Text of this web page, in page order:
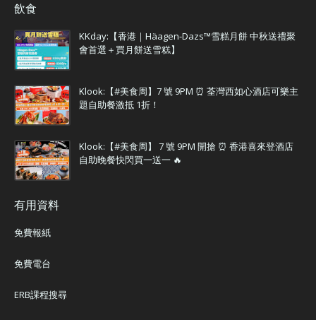
飲食
KKday:【香港｜Häagen-Dazs™雪糕月餅 中秋送禮聚
會首選＋買月餅送雪糕】
Klook:【#美食周】7 號 9PM ⏰ 荃灣西如心酒店可樂主
題自助餐激抵 1折！
Klook:【#美食周】 7 號 9PM 開搶 ⏰ 香港喜來登酒店
自助晚餐快閃買一送一 🔥
有用資料
免費報紙
免費電台
ERB課程搜尋